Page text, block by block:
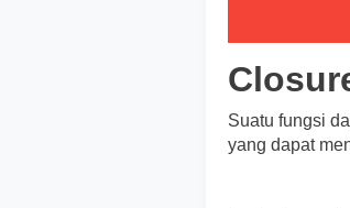
Suatu fungsi
yang dapat